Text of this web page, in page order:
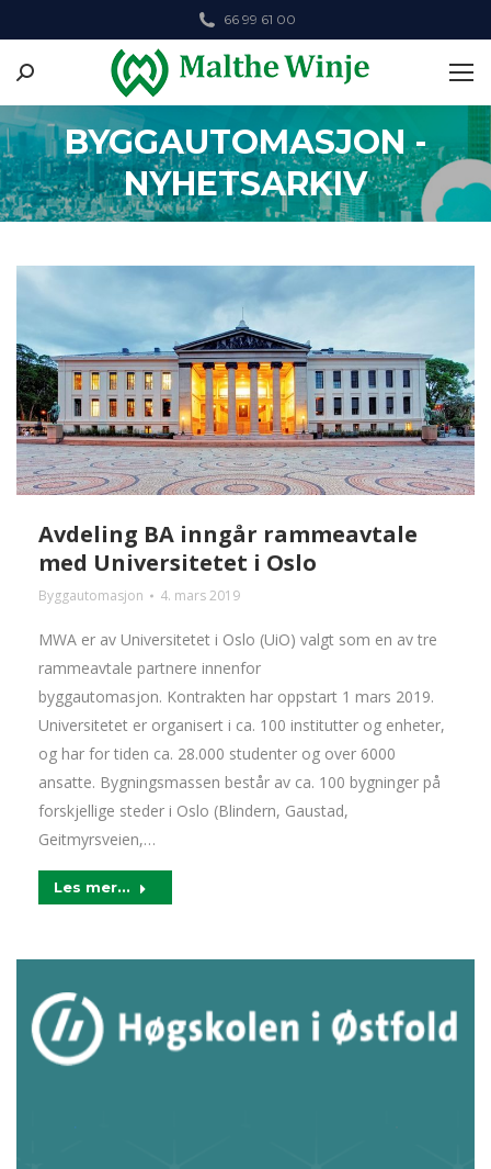
66 99 61 00
Search:
BYGGAUTOMASJON -
NYHETSARKIV
Avdeling BA inngår rammeavtale
med Universitetet i Oslo
Byggautomasjon 4. mars 2019
MWA er av Universitetet i Oslo (UiO) valgt som en av tre
rammeavtale partnere innenfor
byggautomasjon. Kontrakten har oppstart 1 mars 2019.
Universitetet er organisert i ca. 100 institutter og enheter,
og har for tiden ca. 28.000 studenter og over 6000
ansatte. Bygningsmassen består av ca. 100 bygninger på
forskjellige steder i Oslo (Blindern, Gaustad,
Geitmyrsveien,…
Les mer...